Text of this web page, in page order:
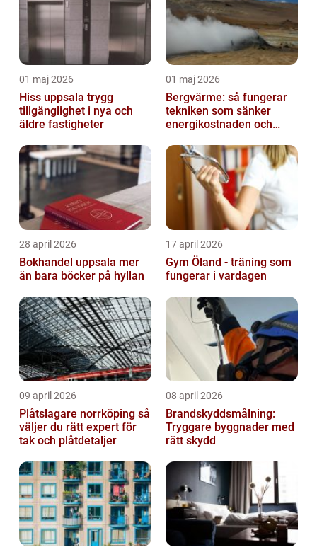
01 maj 2026
Hiss uppsala trygg
tillgänglighet i nya och
äldre fastigheter
01 maj 2026
Bergvärme: så fungerar
tekniken som sänker
energikostnaden och
28 april 2026
Bokhandel uppsala mer
än bara böcker på hyllan
17 april 2026
Gym Öland - träning som
fungerar i vardagen
09 april 2026
Plåtslagare norrköping så
väljer du rätt expert för
tak och plåtdetaljer
08 april 2026
Brandskyddsmålning:
Tryggare byggnader med
rätt skydd